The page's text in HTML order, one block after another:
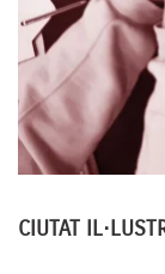
CIUTAT